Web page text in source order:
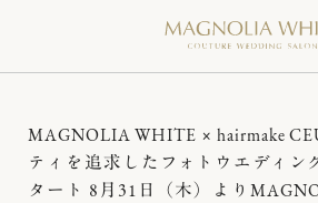
MAGNOLIA WHITE × hairmake
ティを追求したフォトウエディン
タート 8月31日（木）より